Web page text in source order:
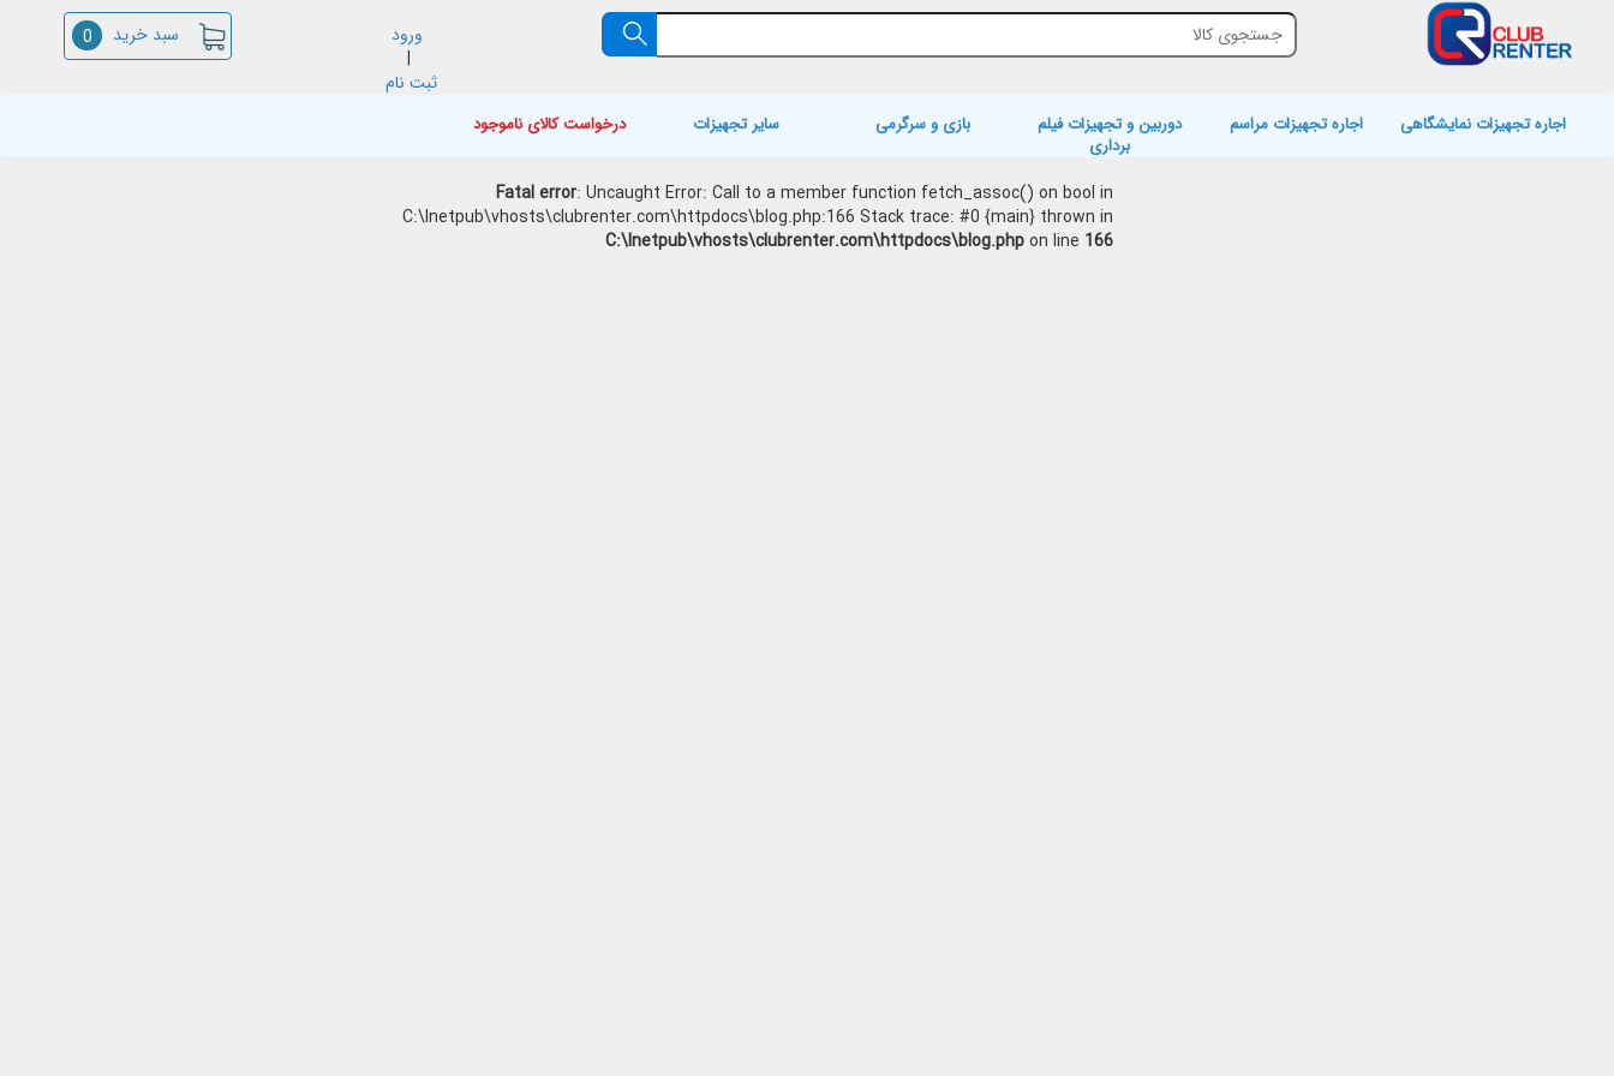
ورود
|
ثبت نام
سبد خرید 0
اجاره تجهیزات نمایشگاهی اجاره تجهیزات مراسم
دوربین و تجهیزات فیلم
برداری
بازی و سرگرمی سایر تجهیزات درخواست کالای ناموجود
Fatal error: Uncaught Error: Call to a member function fetch_assoc() on bool in
C:\Inetpub\vhosts\clubrenter.com\httpdocs\blog.php:166 Stack trace: #0 {main} thrown in
C:\Inetpub\vhosts\clubrenter.com\httpdocs\blog.phpon line 166